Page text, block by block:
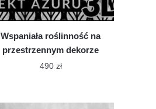
Wspaniała roślinność na
przestrzennym dekorze
490 zł
produkt